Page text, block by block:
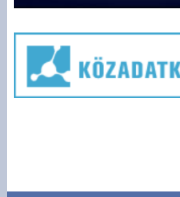
Választási információk -
Felsőrajk